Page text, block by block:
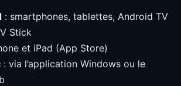
: smartphones, tablettes, Android TV
Stick
et iPad (App Store)
: via l’application Windows ou le